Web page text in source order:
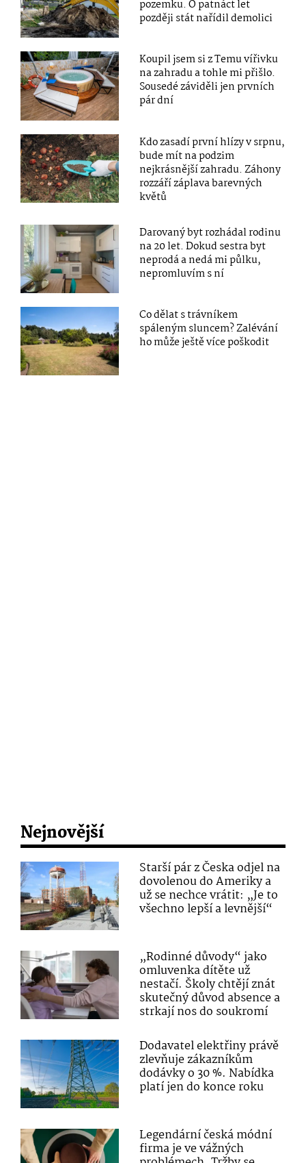
pozemku. O patnáct let
později stát nařídil demolici
Koupil jsem si z Temu vířivku
na zahradu a tohle mi přišlo.
Sousedé záviděli jen prvních
pár dní
Kdo zasadí první hlízy v srpnu,
bude mít na podzim
nejkrásnější zahradu. Záhony
rozzáří záplava barevných
květů
Darovaný byt rozhádal rodinu
na 20 let. Dokud sestra byt
neprodá a nedá mi půlku,
nepromluvím s ní
Co dělat s trávníkem
spáleným sluncem? Zalévání
ho může ještě více poškodit
Nejnovější
Starší pár z Česka odjel na
dovolenou do Ameriky a
už se nechce vrátit: „Je to
všechno lepší a levnější“
„Rodinné důvody“ jako
omluvenka dítěte už
nestačí. Školy chtějí znát
skutečný důvod absence a
strkají nos do soukromí
Dodavatel elektřiny právě
zlevňuje zákazníkům
dodávky o 30 %. Nabídka
platí jen do konce roku
Legendární česká módní
firma je ve vážných